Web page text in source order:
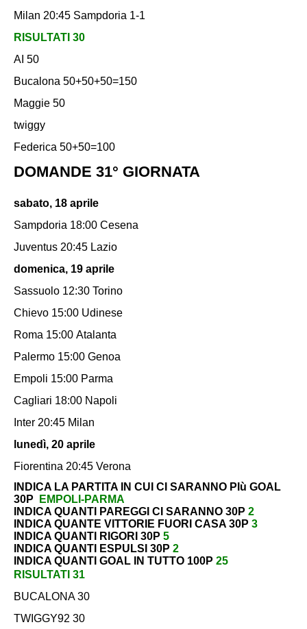
Milan 20:45 Sampdoria 1-1
RISULTATI 30
AI 50
Bucalona 50+50+50=150
Maggie 50
twiggy
Federica 50+50=100
DOMANDE 31° GIORNATA
sabato, 18 aprile
Sampdoria 18:00 Cesena
Juventus 20:45 Lazio
domenica, 19 aprile
Sassuolo 12:30 Torino
Chievo 15:00 Udinese
Roma 15:00 Atalanta
Palermo 15:00 Genoa
Empoli 15:00 Parma
Cagliari 18:00 Napoli
Inter 20:45 Milan
lunedì, 20 aprile
Fiorentina 20:45 Verona
INDICA LA PARTITA IN CUI CI SARANNO PIù GOAL
30P
EMPOLI-PARMA
INDICA QUANTI PAREGGI CI SARANNO 30P 2
INDICA QUANTE VITTORIE FUORI CASA 30P 3
INDICA QUANTI RIGORI 30P 5
INDICA QUANTI ESPULSI 30P 2
INDICA QUANTI GOAL IN TUTTO 100P 25
RISULTATI 31
BUCALONA 30
TWIGGY92 30